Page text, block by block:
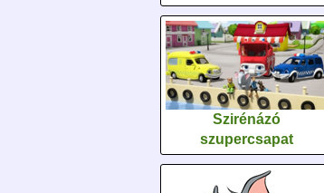
Szirénázó
szupercsapat